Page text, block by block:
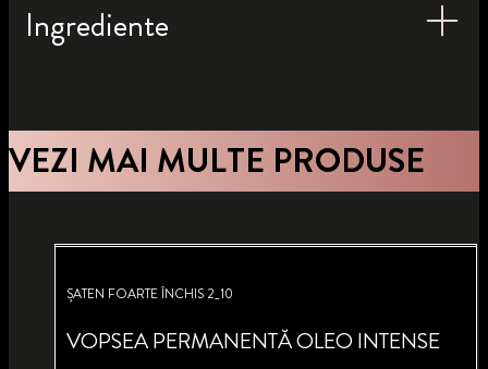
Ingrediente
VEZI MAI MULTE PRODUSE
ȘATEN FOARTE ÎNCHIS 2_10
VOPSEA PERMANENTĂ OLEO INTENSE